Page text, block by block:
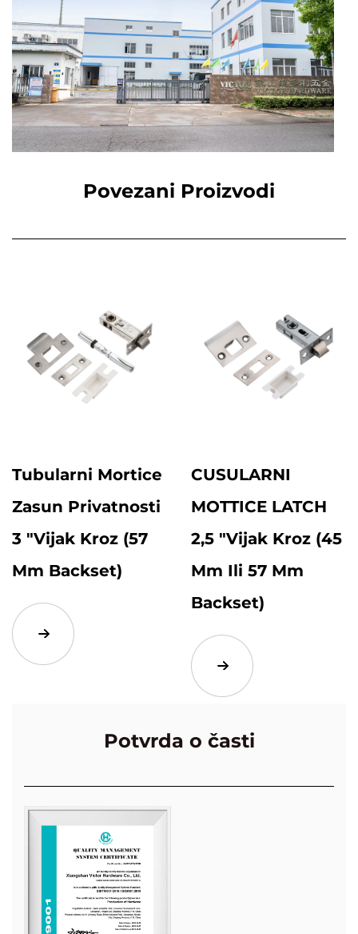
Povezani Proizvodi
Tubularni Mortice
Zasun Privatnosti
3 "vijak Kroz (57
Mm Backset)
CUSULARNI
MOTTICE LATCH
2,5 "vijak Kroz (45
Mm Ili 57 Mm
Backset)
Potvrda o časti